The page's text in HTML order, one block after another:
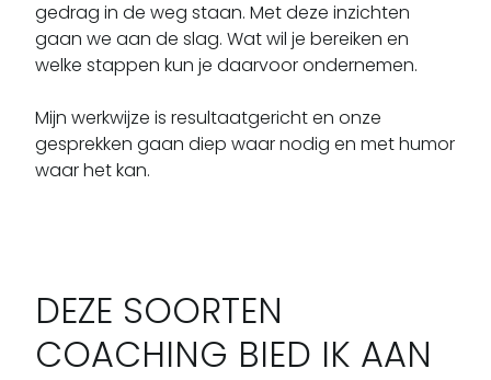
gedrag in de weg staan. Met deze inzichten
gaan we aan de slag. Wat wil je bereiken en
welke stappen kun je daarvoor ondernemen.
Mijn werkwijze is resultaatgericht en onze
gesprekken gaan diep waar nodig en met humor
waar het kan.
DEZE SOORTEN
COACHING BIED IK AAN